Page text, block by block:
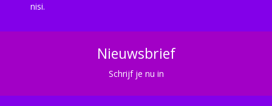
nisi.
Nieuwsbrief
Schrijf je nu in